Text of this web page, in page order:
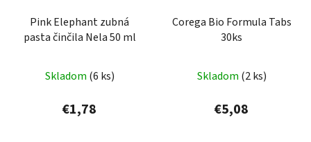
Pink Elephant zubná
pasta činčila Nela 50 ml
Skladom (6 ks)
€1,78
Corega Bio Formula Tabs
30ks
Skladom (2 ks)
€5,08